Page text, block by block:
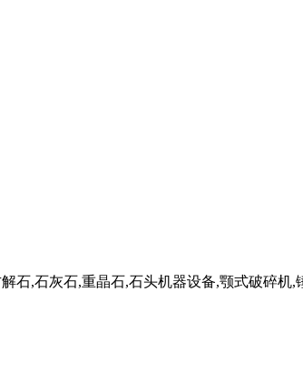
石,石灰石,重晶石,石头机器设备,颚式破碎机,